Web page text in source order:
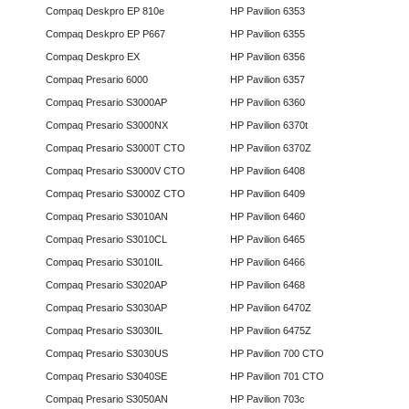
Compaq Deskpro EP 810e
Compaq Deskpro EP P667
Compaq Deskpro EX
Compaq Presario 6000
Compaq Presario S3000AP
Compaq Presario S3000NX
Compaq Presario S3000T CTO
Compaq Presario S3000V CTO
Compaq Presario S3000Z CTO
Compaq Presario S3010AN
Compaq Presario S3010CL
Compaq Presario S3010IL
Compaq Presario S3020AP
Compaq Presario S3030AP
Compaq Presario S3030IL
Compaq Presario S3030US
Compaq Presario S3040SE
Compaq Presario S3050AN
HP Pavilion 6353
HP Pavilion 6355
HP Pavilion 6356
HP Pavilion 6357
HP Pavilion 6360
HP Pavilion 6370t
HP Pavilion 6370Z
HP Pavilion 6408
HP Pavilion 6409
HP Pavilion 6460
HP Pavilion 6465
HP Pavilion 6466
HP Pavilion 6468
HP Pavilion 6470Z
HP Pavilion 6475Z
HP Pavilion 700 CTO
HP Pavilion 701 CTO
HP Pavilion 703c